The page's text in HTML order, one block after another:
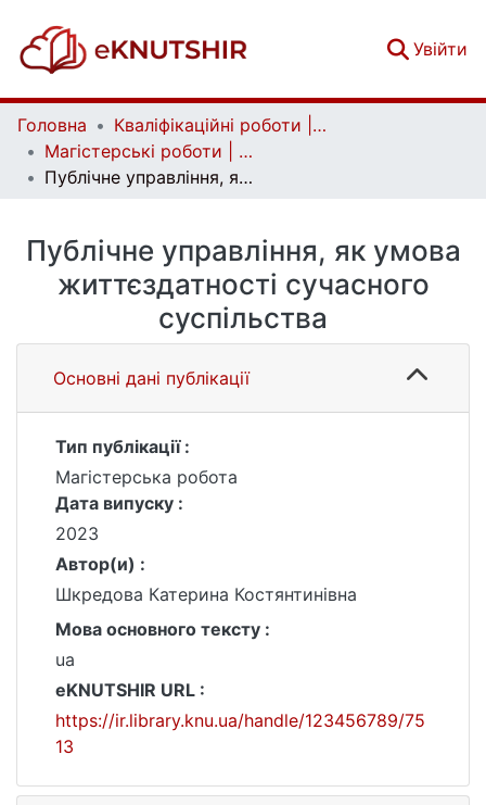
Увійти
Головна
Кваліфікаційні роботи | Qualifying works
Магістерські роботи | Master's theses
Публічне управління, як умова життєздатності сучасного суспільства
Публічне управління, як умова
життєздатності сучасного
суспільства
Основні дані публікації
Тип публікації :
Магістерська робота
Дата випуску :
2023
Автор(и) :
Шкредова Катерина Костянтинівна
Мова основного тексту :
ua
eKNUTSHIR URL :
https://ir.library.knu.ua/handle/123456789/75
13